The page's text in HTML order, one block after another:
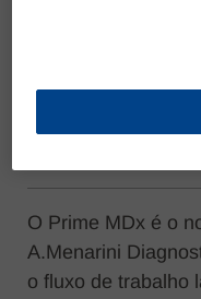
CARACTERÍSTICAS
ESPECIFICAÇÕES
O Prime MDx é o
A.Menarini
o fluxo de trabalho